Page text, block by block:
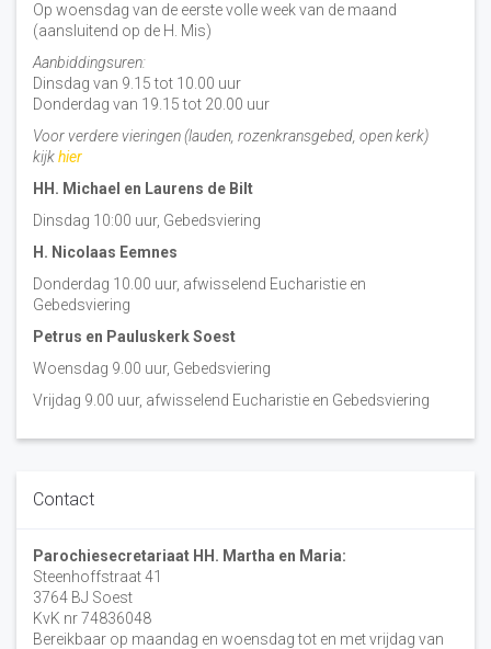
Op woensdag van de eerste volle week van de maand
(aansluitend op de H. Mis)
Aanbiddingsuren:
Dinsdag van 9.15 tot 10.00 uur
Donderdag van 19.15 tot 20.00 uur
Voor verdere vieringen (lauden, rozenkransgebed, open kerk)
kijkhier
HH. Michael en Laurens de Bilt
Dinsdag 10:00 uur, Gebedsviering
H. Nicolaas Eemnes
Donderdag 10.00 uur, afwisselend Eucharistie en
Gebedsviering
Petrus en Pauluskerk Soest
Woensdag 9.00 uur, Gebedsviering
Vrijdag 9.00 uur, afwisselend Eucharistie en Gebedsviering
Contact
Parochiesecretariaat HH. Martha en Maria:
Steenhoffstraat 41
3764 BJ Soest
KvK nr 74836048
Bereikbaar op maandag en woensdag tot en met vrijdag van